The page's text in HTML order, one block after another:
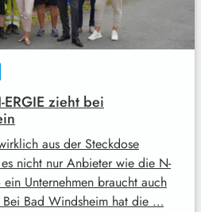
zieht bei
aus der Steckdose
nicht nur Anbieter wie die N-
Unternehmen braucht auch
Bei Bad Windsheim hat die …